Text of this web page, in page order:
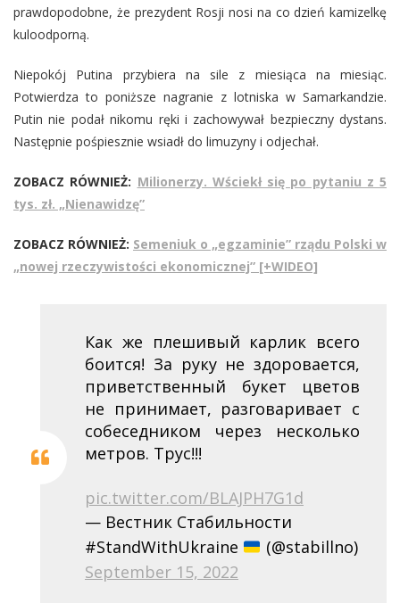
prawdopodobne, że prezydent Rosji nosi na co dzień kamizelkę
kuloodporną.
Niepokój Putina przybiera na sile z miesiąca na miesiąc.
Potwierdza to poniższe nagranie z lotniska w Samarkandzie.
Putin nie podał nikomu ręki i zachowywał bezpieczny dystans.
Następnie pośpiesznie wsiadł do limuzyny i odjechał.
ZOBACZ RÓWNIEŻ: Milionerzy. Wściekł się po pytaniu z 5
tys. zł. „Nienawidzę”
ZOBACZ RÓWNIEŻ: Semeniuk o „egzaminie” rządu Polski w
„nowej rzeczywistości ekonomicznej” [+WIDEO]
Как же плешивый карлик всего
боится! За руку не здоровается,
приветственный букет цветов
не принимает, разговаривает с
собеседником через несколько
метров. Трус!!!
pic.twitter.com/BLAJPH7G1d
— Вестник Стабильности
#StandWithUkraine
(@stabillno)
September 15, 2022